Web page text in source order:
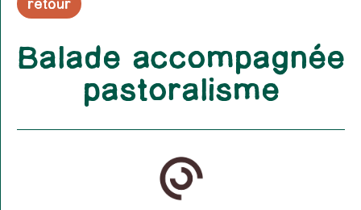
retour
Balade accompagnée
pastoralisme